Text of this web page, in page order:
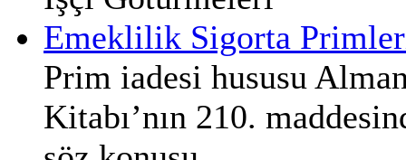
Emeklilik Sigorta
Prim iadesi hususu
Kitabı’nın 210.